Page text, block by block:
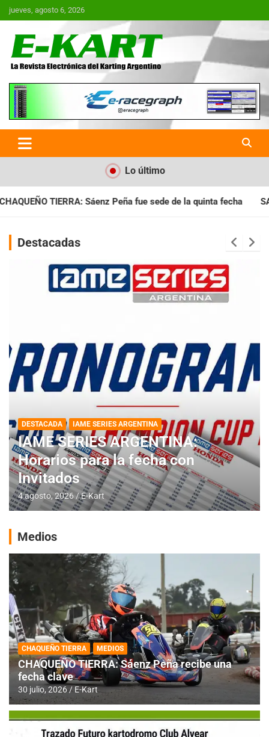
Saltar
al
jueves, agosto 6, 2026
E-Kart.com.ar | La Revista
Electrónica del Karting en
Argentina
Lo último
fue sede de la quinta fecha SANTIAGUEÑO: Se cumplió con
Destacadas
DESTACADA IAME SERIES ARGENTINA
IAME SERIES ARGENTINA:
Horarios para la fecha con
Invitados
4 agosto, 2026 E-Kart
Medios
CHAQUEÑO TIERRA MEDIOS
CHAQUEÑO TIERRA: Sáenz Peña recibe una
fecha clave
30 julio, 2026 E-Kart